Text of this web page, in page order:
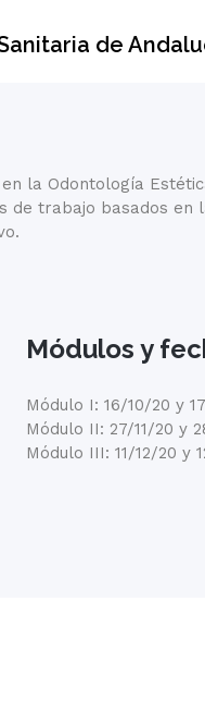
de
la Odontología
trabajo basados en
Módulos y
Módulo I: 16/10/20 y
Módulo II: 27/11/20 y
Módulo III: 11/12/20 y